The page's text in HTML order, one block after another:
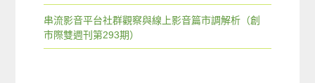
串流影音平台社群觀察與線上影音篇市調解析（創
市際雙週刊第293期）